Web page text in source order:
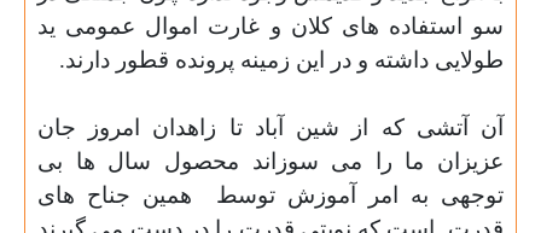
سو استفاده های کلان و غارت اموال عمومی ید
طولایی داشته و در این زمینه پرونده قطور دارند.
آن آتشی که از شین آباد تا زاهدان امروز جان
عزیزان ما را می سوزاند محصول سال ها بی
توجهی به امر آموزش توسط
همین جناح های